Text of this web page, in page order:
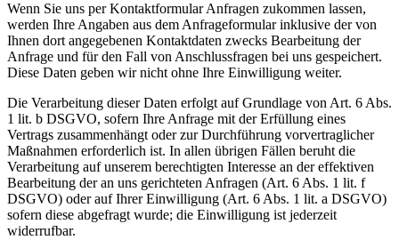
Wenn Sie uns per Kontaktformular Anfragen zukommen lassen,
werden Ihre Angaben aus dem Anfrageformular inklusive der von
Ihnen dort angegebenen Kontaktdaten zwecks Bearbeitung der
Anfrage und für den Fall von Anschlussfragen bei uns gespeichert.
Diese Daten geben wir nicht ohne Ihre Einwilligung weiter.
Die Verarbeitung dieser Daten erfolgt auf Grundlage von Art. 6 Abs.
1 lit. b DSGVO, sofern Ihre Anfrage mit der Erfüllung eines
Vertrags zusammenhängt oder zur Durchführung vorvertraglicher
Maßnahmen erforderlich ist. In allen übrigen Fällen beruht die
Verarbeitung auf unserem berechtigten Interesse an der effektiven
Bearbeitung der an uns gerichteten Anfragen (Art. 6 Abs. 1 lit. f
DSGVO) oder auf Ihrer Einwilligung (Art. 6 Abs. 1 lit. a DSGVO)
sofern diese abgefragt wurde; die Einwilligung ist jederzeit
widerrufbar.